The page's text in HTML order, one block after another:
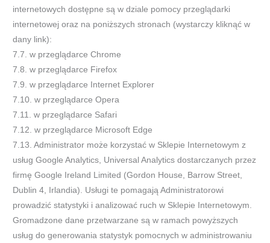
internetowych dostępne są w dziale pomocy przeglądarki
internetowej oraz na poniższych stronach (wystarczy kliknąć w
dany link):
7.7. w przeglądarce Chrome
7.8. w przeglądarce Firefox
7.9. w przeglądarce Internet Explorer
7.10. w przeglądarce Opera
7.11. w przeglądarce Safari
7.12. w przeglądarce Microsoft Edge
7.13. Administrator może korzystać w Sklepie Internetowym z
usług Google Analytics, Universal Analytics dostarczanych przez
firmę Google Ireland Limited (Gordon House, Barrow Street,
Dublin 4, Irlandia). Usługi te pomagają Administratorowi
prowadzić statystyki i analizować ruch w Sklepie Internetowym.
Gromadzone dane przetwarzane są w ramach powyższych
usług do generowania statystyk pomocnych w administrowaniu